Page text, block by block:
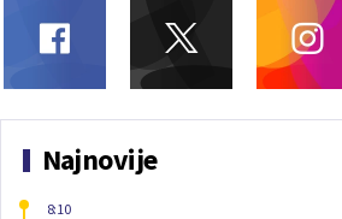
Najnovije
8:10